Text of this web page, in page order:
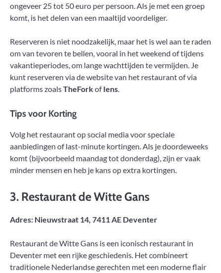
ongeveer 25 tot 50 euro per persoon. Als je met een groep
komt, is het delen van een maaltijd voordeliger.
Reserveren is niet noodzakelijk, maar het is wel aan te raden
om van tevoren te bellen, vooral in het weekend of tijdens
vakantieperiodes, om lange wachttijden te vermijden. Je
kunt reserveren via de website van het restaurant of via
platforms zoalsTheForkofIens
Tips voor Korting
Volg het restaurant op social media voor speciale
aanbiedingen of last-minute kortingen. Als je doordeweeks
komt (bijvoorbeeld maandag tot donderdag), zijn er vaak
minder mensen en heb je kans op extra kortingen.
3. Restaurant de Witte Gans
Adres: Nieuwstraat 14, 7411 AE Deventer
Restaurant de Witte Gans is een iconisch restaurant in
Deventer met een rijke geschiedenis. Het combineert
traditionele Nederlandse gerechten met een moderne flair